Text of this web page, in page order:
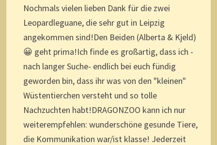
Nochmals vielen lieben Dank für die zwei
Leopardleguane, die sehr gut in Leipzig
angekommen sind!Den Beiden (Alberta & Kjeld)
😀 geht prima!Ich finde es großartig, dass ich -
nach langer Suche- endlich bei euch fündig
geworden bin, dass ihr was von den "kleinen"
Wüstentierchen versteht und so tolle
Nachzuchten habt!DRAGONZOO kann ich nur
weiterempfehlen: wunderschöne gesunde Tiere,
die Kommunikation war/ist klasse! Jederzeit